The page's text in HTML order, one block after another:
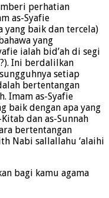
perhatian
as-Syafie
yang baik dan tercela)
yang
ialah bid’ah di segi
Ini berdalilkan
setiap
bertentangan
Imam as-Syafie
baik dengan apa yang
dan as-Sunnah
bertentangan
Nabi sallallahu ‘alaihi
bagi kamu agama